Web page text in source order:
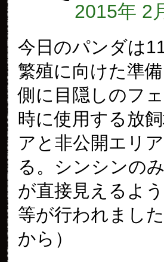
2015年 2
今日のパンダは
繁殖に向けた準
側に目隠しのフ
時に使用する放
アと非公開エリ
る。シンシンの
が直接見えるよ
等が行われまし
から）